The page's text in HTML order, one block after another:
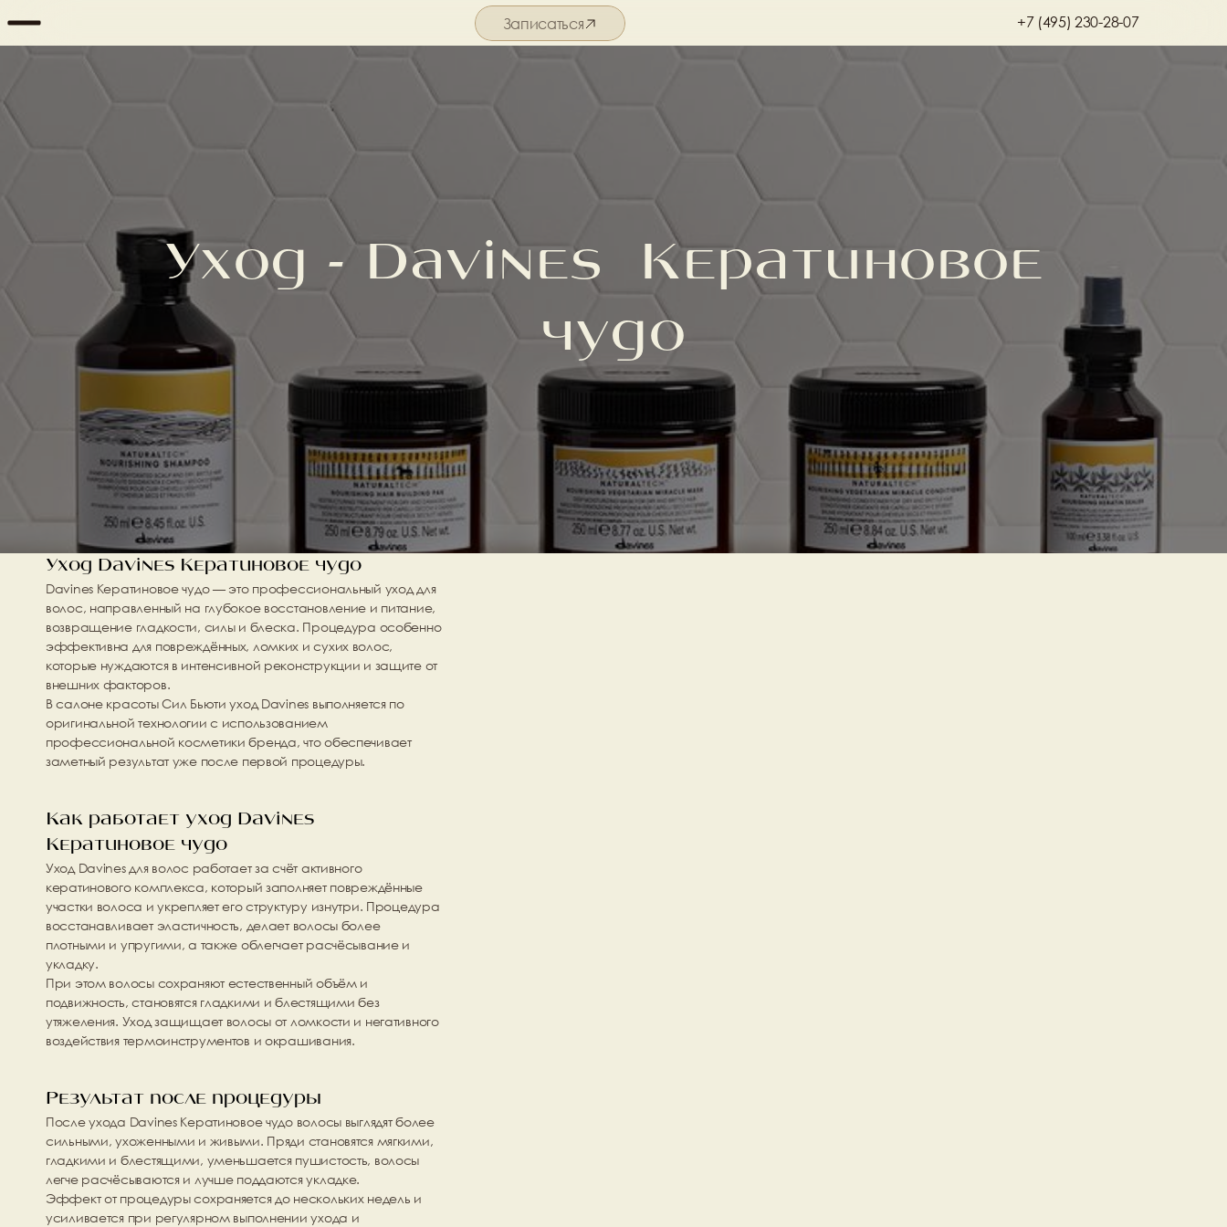
Записаться
Подробнее о салоне
+7 (495) 230-28-07
Уход - Davines  Кератиновое
чудо
Уход Davines Кератиновое чудо
Davines Кератиновое чудо — это профессиональный уход для
волос, направленный на глубокое восстановление и питание,
возвращение гладкости, силы и блеска. Процедура особенно
эффективна для повреждённых, ломких и сухих волос,
которые нуждаются в интенсивной реконструкции и защите от
внешних факторов.
В салоне красоты Сил Бьюти уход Davines выполняется по
оригинальной технологии с использованием
профессиональной косметики бренда, что обеспечивает
заметный результат уже после первой процедуры.
Как работает уход Davines
Кератиновое чудо
Уход Davines для волос работает за счёт активного
кератинового комплекса, который заполняет повреждённые
участки волоса и укрепляет его структуру изнутри. Процедура
восстанавливает эластичность, делает волосы более
плотными и упругими, а также облегчает расчёсывание и
укладку.
При этом волосы сохраняют естественный объём и
подвижность, становятся гладкими и блестящими без
утяжеления. Уход защищает волосы от ломкости и негативного
воздействия термоинструментов и окрашивания.
Результат после процедуры
После ухода Davines Кератиновое чудо волосы выглядят более
сильными, ухоженными и живыми. Пряди становятся мягкими,
гладкими и блестящими, уменьшается пушистость, волосы
легче расчёсываются и лучше поддаются укладке.
Эффект от процедуры сохраняется до нескольких недель и
усиливается при регулярном выполнении ухода и